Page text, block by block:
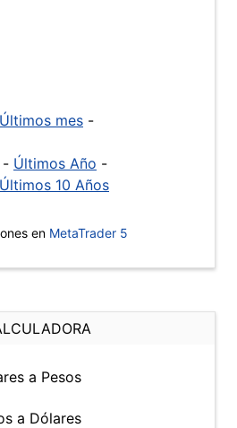
Últimos mes -
- Últimos Año -
Últimos 10 Años
en MetaTrader 5
a Pesos
a Dólares